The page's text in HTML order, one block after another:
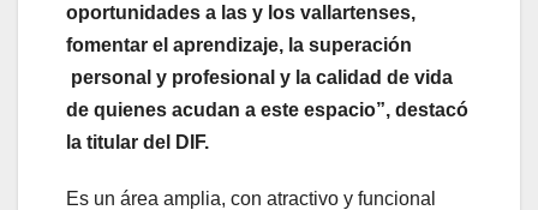
oportunidades a las y los vallartenses,
fomentar el aprendizaje, la superación
personal y profesional y la calidad de vida
de quienes acudan a este espacio”, destacó
la titular del DIF.
Es un área amplia, con atractivo y funcional